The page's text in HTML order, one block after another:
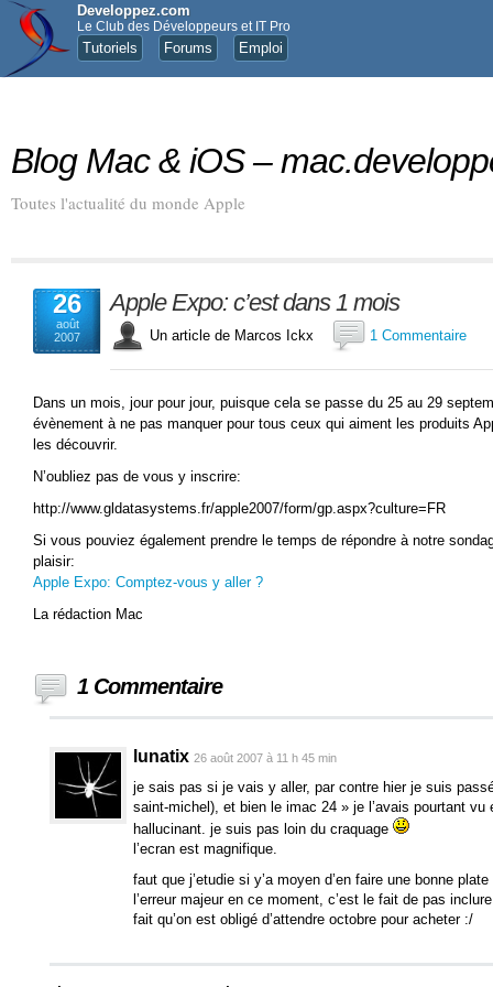
Developpez.com
Le Club des Développeurs et IT Pro
Tutoriels Forums Emploi
Blog Mac & iOS –
Toutes l'actualité du monde Apple
26
août
2007
Apple Expo: c’est dans 1 mois
Un article de Marcos Ickx 1 Commentaire
Dans un mois, jour pour jour, puisque cela se passe du 25 au 29
évènement à ne pas manquer pour tous ceux qui aiment les produits
les découvrir.
N’oubliez pas de vous y inscrire:
http://www.gldatasystems.fr/apple2007/form/gp.aspx?culture=FR
Si vous pouviez également prendre le temps de répondre à notre
plaisir:
Apple Expo: Comptez-vous y aller ?
La rédaction Mac
1 Commentaire
lunatix 26 août 2007 à 11 h 45 min
je sais pas si je vais y aller, par contre hier je suis
saint-michel), et bien le imac 24 » je l’avais pourtant
hallucinant. je suis pas loin du craquage
l’ecran est magnifique.
faut que j’etudie si y’a moyen d’en faire une bonne
l’erreur majeur en ce moment, c’est le fait de pas
fait qu’on est obligé d’attendre octobre pour acheter :/